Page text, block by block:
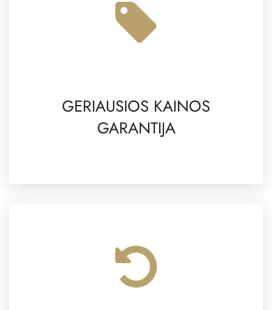
GERIAUSIOS KAINOS
GARANTIJA